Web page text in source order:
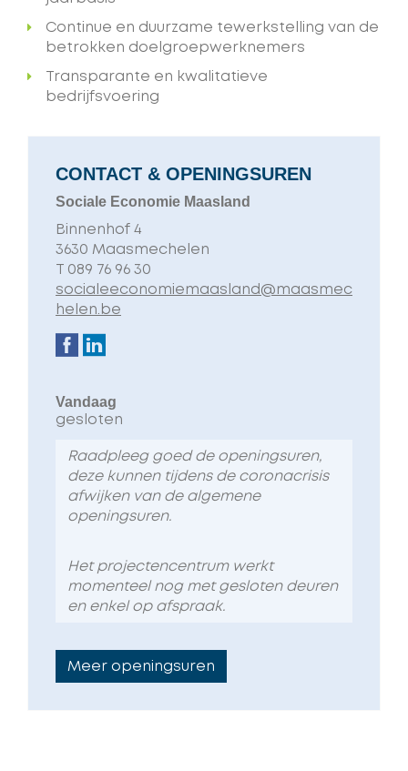
Continue en duurzame tewerkstelling van de
betrokken doelgroepwerknemers
Transparante en kwalitatieve
bedrijfsvoering
CONTACT & OPENINGSUREN
Sociale Economie Maasland
Adres
Binnenhof 4
,
3630 Maasmechelen
T 089 76 96 30
E-
mail
socialeeconomiemaasland@maasmec
helen.be
Volg
Facebook
Linkedin
Vandaag
gesloten
Raadpleeg goed de openingsuren,
deze kunnen tijdens de coronacrisis
afwijken van de algemene
openingsuren.
Het projectencentrum werkt
momenteel nog met gesloten deuren
en enkel op afspraak.
Meer openingsuren